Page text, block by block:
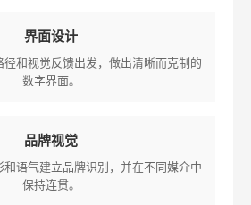
界面设计
和视觉反馈出发，做出清晰而克制的
数字界面。
品牌视觉
语气建立品牌识别，并在不同媒介中
保持连贯。